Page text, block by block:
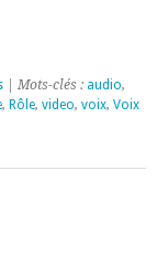
| Mots-clés : audio,
, Rôle, video, voix, Voix